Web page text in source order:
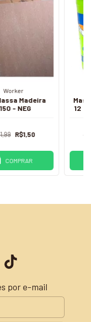
Worker
Madeira
- NEG
R$1,50
COMPRAR
12 -
por e-mail